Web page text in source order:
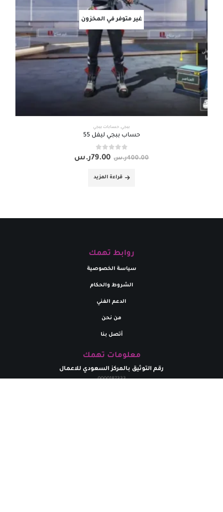
غير متوفر في المخزون
ببجي, حسابات ببجي
حساب ببجي ليفل 55
400.00ر.س 79.00ر.س
قراءة المزيد
روابط تهمك
سياسة الخصوصية
الشروط والحكام
الدعم الفني
من نحن
أتصل بنا
معلومات تهمك
رقم التوثيق بالمركز السعودي للاعمال
0000187333